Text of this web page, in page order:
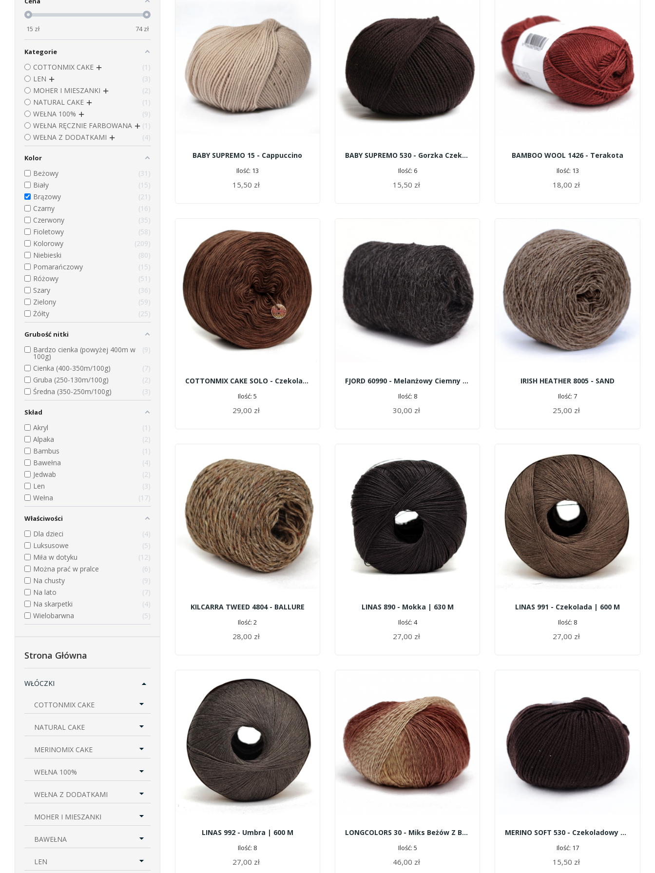
15 zł 74zł
Kategorie
COTTONMIX CAKE
1
LEN
3
MOHER I MIESZANKI
2
NATURAL CAKE
1
WEŁNA 100%
9
WEŁNA RĘCZNIE FARBOWANA
1
WEŁNA Z DODATKAMI
4
Kolor
Beżowy
31
Biały
15
Brązowy
21
Czarny
16
Czerwony
35
Fioletowy
58
Kolorowy
209
Niebieski
80
Pomarańczowy
15
Różowy
51
Szary
36
Zielony
59
Żółty
25
Grubość nitki
Bardzo cienka (powyżej 400m w
100g)
9
Cienka (400-350m/100g)
7
Gruba (250-130m/100g)
2
Średna (350-250m/100g)
3
Skład
Akryl
1
Alpaka
2
Bambus
1
Bawełna
4
Jedwab
2
Len
3
Wełna
17
Właściwości
Dla dzieci
4
Luksusowe
5
Miła w dotyku
12
Można prać w pralce
6
Na chusty
9
Na lato
7
Na skarpetki
4
Wielobarwna
5
Strona Główna
WŁÓCZKI
COTTONMIX CAKE
NATURAL CAKE
MERINOMIX CAKE
WEŁNA 100%
WEŁNA Z DODATKAMI
MOHER I MIESZANKI
BAWEŁNA
LEN
BABY SUPREMO 15 - Cappuccino
Ilość: 13
15,50 zł
DODAJ DO KOSZYKA
BABY SUPREMO 530 - Gorzka Czekolada
Ilość: 6
15,50 zł
DODAJ DO KOSZYKA
BAMBOO WOOL 1426 - Terakota
Ilość: 13
18,00 zł
DODAJ DO KOSZYKA
COTTONMIX CAKE SOLO - Czekolada
Ilość: 5
29,00 zł
DODAJ DO KOSZYKA
FJORD 60990 - Melanżowy Ciemny Brąz
Ilość: 8
30,00 zł
DODAJ DO KOSZYKA
IRISH HEATHER 8005 - SAND
Ilość: 7
25,00 zł
DODAJ DO KOSZYKA
KILCARRA TWEED 4804 - BALLURE
Ilość: 2
28,00 zł
DODAJ DO KOSZYKA
LINAS 890 - Mokka | 630 M
Ilość: 4
27,00 zł
DODAJ DO KOSZYKA
LINAS 991 - Czekolada | 600 M
Ilość: 8
27,00 zł
DODAJ DO KOSZYKA
LINAS 992 - Umbra | 600 M
Ilość: 8
27,00 zł
DODAJ DO KOSZYKA
LONGCOLORS 30 - Miks Beżów Z Brązem
Ilość: 5
46,00 zł
DODAJ DO KOSZYKA
MERINO SOFT 530 - Czekoladowy Brąz
Ilość: 17
15,50 zł
DODAJ DO KOSZYKA